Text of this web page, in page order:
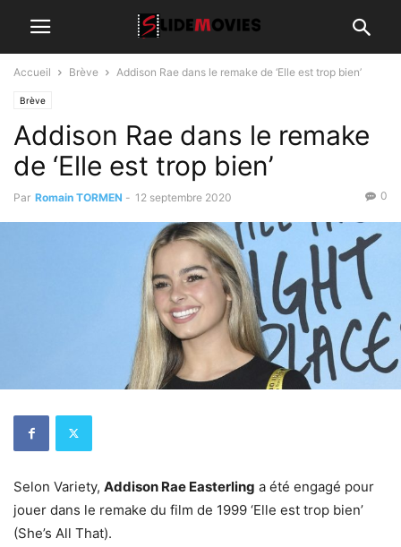
Accueil Brève Addison Rae dans le remake de ‘Elle est trop bien’
Brève
Addison Rae dans le remake
de ‘Elle est trop bien’
Par Romain TORMEN - 12 septembre 2020 0
Selon Variety, Addison Rae Easterling a été engagé pour
jouer dans le remake du film de 1999 ‘Elle est trop bien’
(She’s All That).